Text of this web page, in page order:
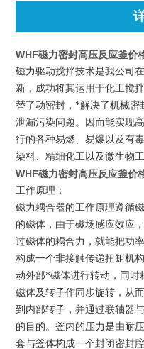
WHF磁力密封高压反应釜价
磁力驱动搅拌技术是我公司
新，成功将其运用于化工搅拌
替了动密封，*解决了机械密
泄漏污染问题。因而能实现
行的各种易燃、易爆以及有
染料、精细化工以及微生物
WHF磁力密封高压反应釜价
工作原理：
磁力耦合器的工作原理遵循
的磁体，由于磁场感应效应
过磁体的耦合力，就能把功
构成一个非接触传递扭矩机
动外部*磁体进行转动，同
磁体及转子作同步旋转，从
到内部转子，并通过联轴器
的目的。釜内的压力是由耐
套与釜体构成一个封闭密封